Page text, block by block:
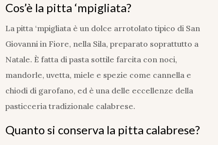
Cos’è la pitta ‘mpigliata?
La pitta ‘mpigliata è un dolce arrotolato tipico di San
Giovanni in Fiore, nella Sila, preparato soprattutto a
Natale. È fatta di pasta sottile farcita con noci,
mandorle, uvetta, miele e spezie come cannella e
chiodi di garofano, ed è una delle eccellenze della
pasticceria tradizionale calabrese.
Quanto si conserva la pitta calabrese?